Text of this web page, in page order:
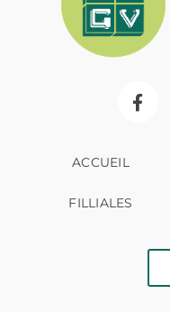
ACCUEIL
FILLIALES